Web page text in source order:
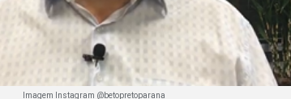
Imagem Instagram @betopretoparana